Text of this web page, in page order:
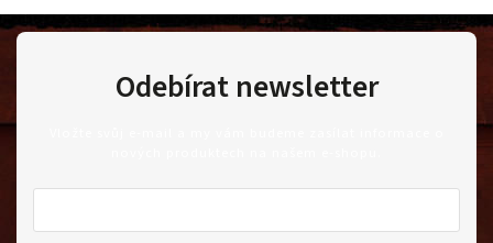
Odebírat newsletter